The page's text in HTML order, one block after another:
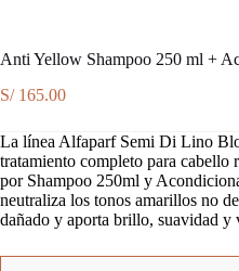
Anti Yellow Shampoo 250 ml +
S/165.00
La línea Alfaparf Semi Di Lino
tratamiento completo para cabello
por Shampoo 250ml y
neutraliza los tonos amarillos no
dañado y aporta brillo, suavidad y